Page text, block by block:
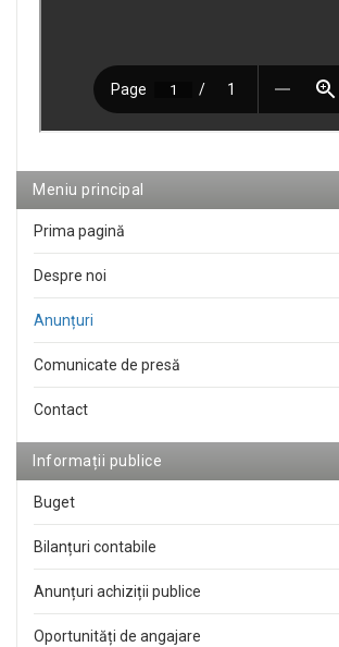
Meniu principal
Prima pagină
Despre noi
Anunțuri
Comunicate de presă
Contact
Informații publice
Buget
Bilanțuri contabile
Anunțuri achiziții publice
Oportunități de angajare